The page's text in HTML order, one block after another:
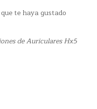
te haya gustado
de Auriculares Hx5